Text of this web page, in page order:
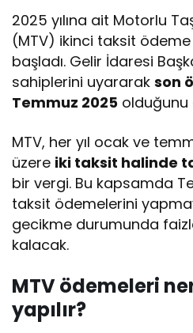
2025 yılına ait Motorlu
(MTV) ikinci taksit
başladı. Gelir İdaresi
sahiplerini uyararakson
Temmuz 2025 olduğunu
MTV, her yıl ocak ve
üzere iki taksit halinde
bir vergi. Bu kapsamda
taksit ödemelerini
gecikme durumunda
kalacak.
MTV ödemeleri
yapılır?